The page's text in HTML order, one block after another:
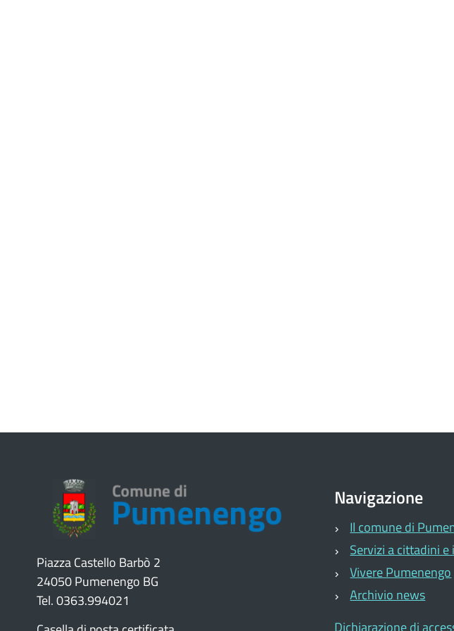
Piazza Castello Barbò 2
24050 Pumenengo BG
Tel. 0363.994021
Navigazione
Il comune di
Servizi a cittadini e
Vivere Pumenengo
Archivio news
Dichiarazione di